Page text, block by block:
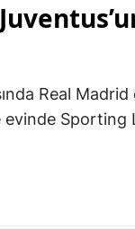
Real
Sporting